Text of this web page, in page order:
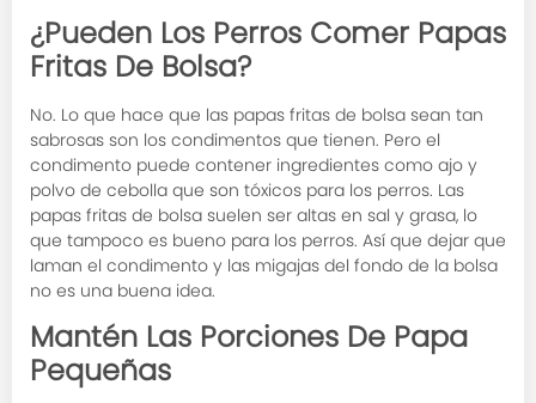
¿Pueden Los Perros Comer Papas
Fritas De Bolsa?
No. Lo que hace que las papas fritas de bolsa sean tan
sabrosas son los condimentos que tienen. Pero el
condimento puede contener ingredientes como ajo y
polvo de cebolla que son tóxicos para los perros. Las
papas fritas de bolsa suelen ser altas en sal y grasa, lo
que tampoco es bueno para los perros. Así que dejar que
laman el condimento y las migajas del fondo de la bolsa
no es una buena idea.
Mantén Las Porciones De Papa
Pequeñas